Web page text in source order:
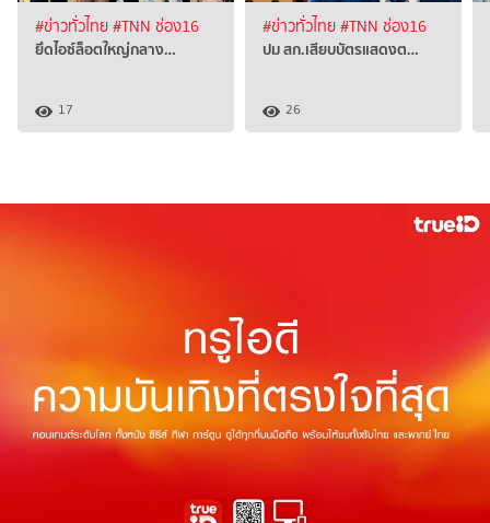
#ข่าวทั่วไทย#TNN ช่อง16
ยึดไอซ์ล็อตใหญ่กลาง…
17
#ข่าวทั่วไทย#TNN ช่อง16
ปม สก.เสียบบัตรแสดงต…
26